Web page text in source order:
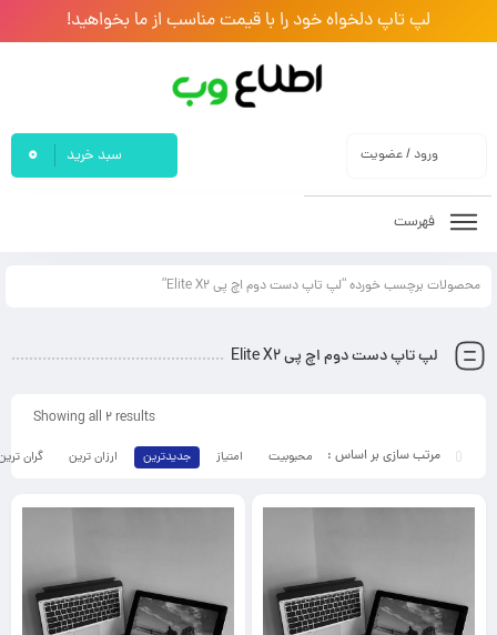
لپ تاپ دلخواه خود را با قیمت مناسب از ما بخواهید!
ورود / عضویت سبد خرید 0
فهرست
محصولات برچسب خورده “لپ تاپ دست دوم اچ پی Elite X2”
لپ تاپ دست دوم اچ پی Elite X2
Showing all 2 results
محبوبیت امتیاز جدیدترین ارزان ترین گران